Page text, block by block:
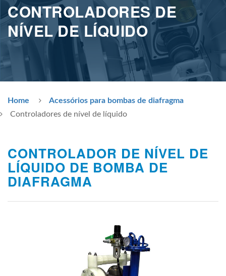
CONTROLADORES DE
NÍVEL DE LÍQUIDO
Home
Acessórios para bombas de diafragma
Controladores de nível de líquido
CONTROLADOR DE NÍVEL DE
LÍQUIDO DE BOMBA DE
DIAFRAGMA